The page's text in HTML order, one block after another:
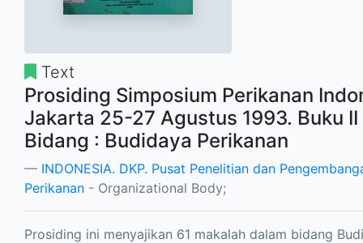
Text
Prosiding Simposium Perikanan
Jakarta 25-27 Agustus 1993. Buku II
Bidang : Budidaya Perikanan
INDONESIA. DKP. Pusat Penelitian dan
Perikanan - Organizational Body;
Prosiding ini menyajikan 61 makalah dalam bidang